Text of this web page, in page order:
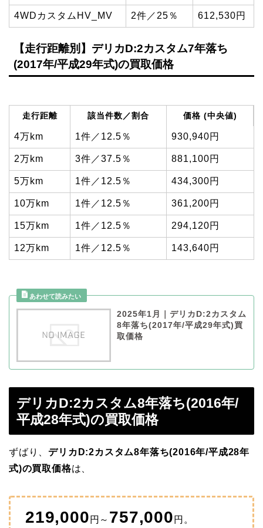
4WDカスタムHV_MV 2件／25％ 612,530円
【走行距離別】デリカD:2カスタム7年落ち
(2017年/平成29年式)の買取価格
走行距離 該当件数／割合 価格 (中央値)
4万km 1件／12.5％ 930,940円
2万km 3件／37.5％ 881,100円
5万km 1件／12.5％ 434,300円
10万km 1件／12.5％ 361,200円
15万km 1件／12.5％ 294,120円
12万km 1件／12.5％ 143,640円
2025年1月｜デリカD:2カスタム
8年落ち(2017年/平成29年式)買
取価格
デリカD:2カスタム8年落ち(2016年/
平成28年式)の買取価格
ずばり、 デリカD:2カスタム8年落ち(2016年/平成28年
式)の買取価格は、
219,000 円～ 757,000 円。